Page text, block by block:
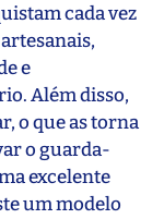
cada vez
e
Além disso,
o que as torna
o guarda-
excelente
um modelo